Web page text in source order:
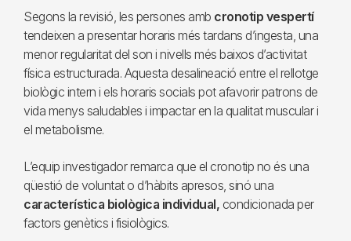
Segons la revisió, les persones amb cronotip vespertí
tendeixen a presentar horaris més tardans d’ingesta, una
menor regularitat del son i nivells més baixos d’activitat
física estructurada. Aquesta desalineació entre el rellotge
biològic intern i els horaris socials pot afavorir patrons de
vida menys saludables i impactar en la qualitat muscular i
el metabolisme.
L’equip investigador remarca que el cronotip no és una
qüestió de voluntat o d’hàbits apresos, sinó una
característica biològica individual, condicionada per
factors genètics i fisiològics.